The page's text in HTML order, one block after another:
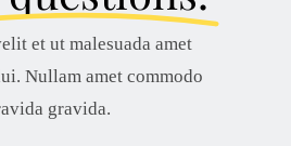
et ut malesuada amet
Nullam amet commodo
gravida.